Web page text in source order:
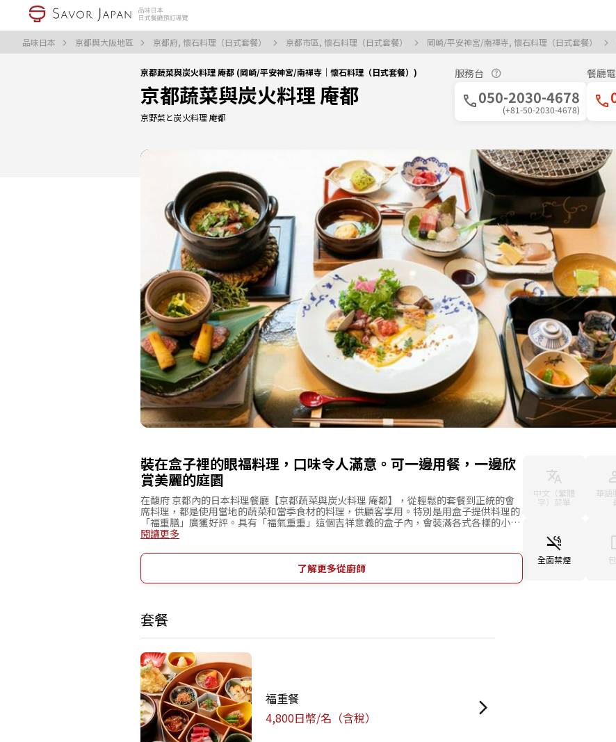
品味日本 京都與大阪地區 京都府, 懷石料理（日式套餐） 京都市區, 懷石料理（日式套餐） 岡崎/平安神宮/南禪寺, 懷石料理（日式套餐）
京都蔬菜與炭火料理 庵都 (岡崎/平安神宮/南禪寺｜懷石料理（日式套餐）)
京都蔬菜與炭火料理 庵都
京野菜と炭火料理 庵都
服務台
050-2030-4678
(+81-50-2030-4678)
餐廳
裝在盒子裡的眼福料理，口味令人滿意。可一邊用餐，一邊欣
賞美麗的庭園
在馥府 京都內的日本料理餐廳【京都蔬菜與炭火料理 庵都】，從輕鬆的套餐到正統的會
席料理，都是使用當地的蔬菜和當季食材的料理，供顧客享用。特別是用盒子提供料理的
「福重膳」廣獲好評。具有「福氣重重」這個吉祥意義的盒子內，會裝滿各式各樣的小
菜，送上餐桌。打開盒蓋的瞬間，會發現廚師細膩的手工，令人忍不住綻放笑容。餐廳內
的座位上，無論任何時間造訪，都能一邊欣賞四季風景，一邊享用美食。約會或招待、家
族祝宴或紀念日等想度過難以忘懷的時光之日，歡迎蒞臨本店。
閱讀更多
了解更多從廚師
中文（繁體
字）菜單
華語
全面禁煙
套餐
福重餐
4,800日幣/名（含稅）